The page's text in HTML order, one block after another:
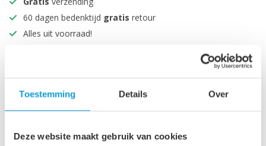
Toestemming Details Over
Deze website maakt gebruik van cookies
60 dagen bedenktijd gratis retour
Alles uit voorraad!
Productomschrijving